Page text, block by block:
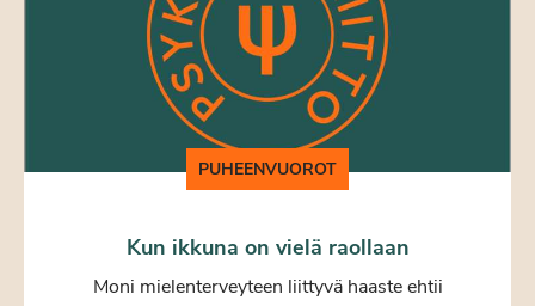
PUHEENVUOROT
Kun ikkuna on vielä raollaan
Moni mielenterveyteen liittyvä haaste ehtii